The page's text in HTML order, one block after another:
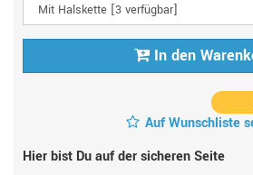
In den
Auf Wunschliste
Hier bist Du auf der sicheren Seite